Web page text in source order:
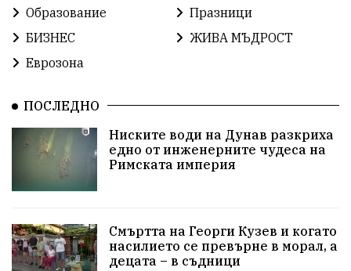
ОтровнатаЯбълка ЦветомирПетков
България2025
ИкономикаНаСъпротивата УрсулаФонДерЛайен
ПетърПетров
Технологии НародноСъбрание
ПравоваДържава Варна Родителство
Образование
Празници
БИЗНЕС
ЖИВА МЪДРОСТ
Еврозона
ПОСЛЕДНО
Ниските води на Дунав разкриха
едно от инженерните чудеса на
Римската империя
Смъртта на Георги Кузев и когато
насилието се превърне в морал, а
децата – в съдници